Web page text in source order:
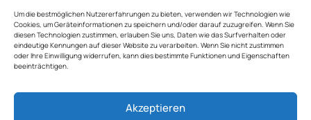
Um die bestmöglichen Nutzererfahrungen zu bieten, verwenden wir Technologien wie
Cookies, um Geräteinformationen zu speichern und/oder darauf zuzugreifen. Wenn Sie
diesen Technologien zustimmen, erlauben Sie uns, Daten wie das Surfverhalten oder
eindeutige Kennungen auf dieser Website zu verarbeiten. Wenn Sie nicht zustimmen
oder Ihre Einwilligung widerrufen, kann dies bestimmte Funktionen und Eigenschaften
beeinträchtigen.
Akzeptieren
Arbeitsstunden oder entspannenden Kaffee-
Pausen dafür sorgt, dass der Lieblingsbecher
stets warm bleibt. Aus den Bewertungen ergibt
rutschfester Unterseite besonders beliebt ist,